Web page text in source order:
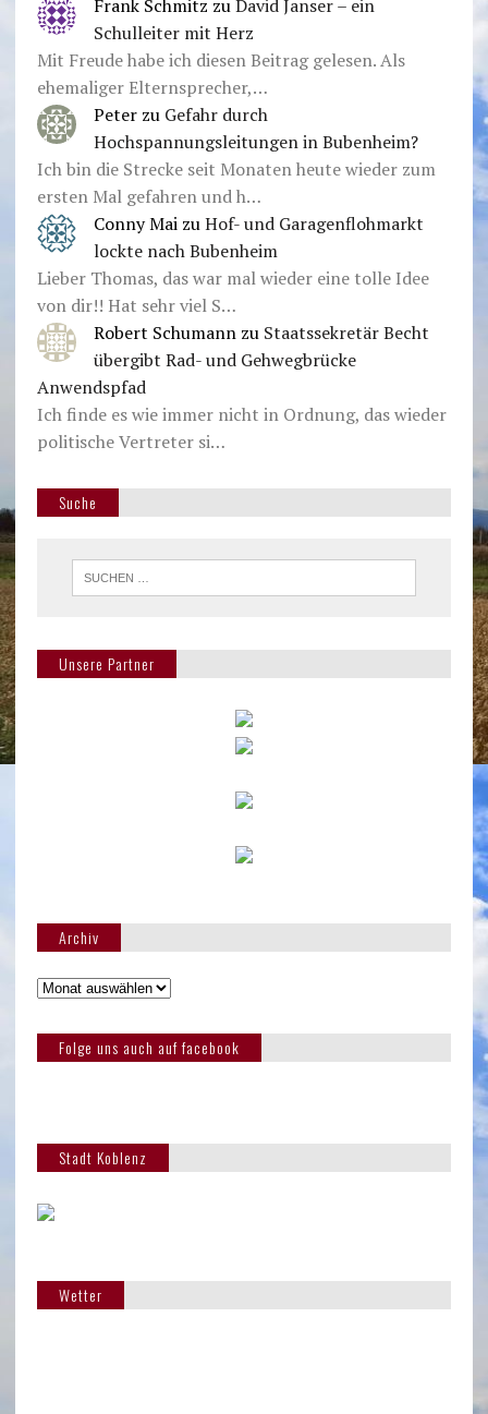
Frank Schmitz zu David Janser – ein
Schulleiter mit Herz
Mit Freude habe ich diesen Beitrag gelesen. Als
ehemaliger Elternsprecher,…
Peter zu Gefahr durch
Hochspannungsleitungen in Bubenheim?
Ich bin die Strecke seit Monaten heute wieder zum
ersten Mal gefahren und h…
Conny Mai zu Hof- und Garagenflohmarkt
lockte nach Bubenheim
Lieber Thomas, das war mal wieder eine tolle Idee
von dir!! Hat sehr viel S…
Robert Schumann zu Staatssekretär Becht
übergibt Rad- und Gehwegbrücke
Anwendspfad
Ich finde es wie immer nicht in Ordnung, das wieder
politische Vertreter si…
Suche
Unsere Partner
Archiv
Folge uns auch auf facebook
Stadt Koblenz
Wetter